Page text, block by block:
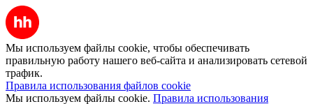
Мы используем файлы cookie, чтобы обеспечивать
правильную работу нашего веб-сайта и анализировать сетевой
трафик.
Правила использования файлов cookie
Мы используем файлы cookie. Правила использования